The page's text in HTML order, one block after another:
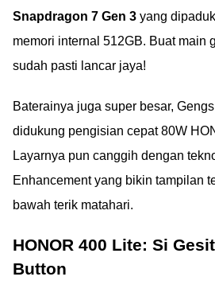
Snapdragon 7 Gen 3 yang
memori internal 512GB. Buat main
sudah pasti lancar jaya!
Baterainya juga super besar,
didukung pengisian cepat 80W
Layarnya pun canggih dengan
Enhancement yang bikin tampilan
bawah terik matahari.
HONOR 400 Lite: Si
Button